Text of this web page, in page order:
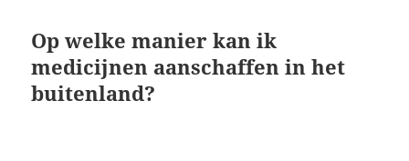
Op welke manier kan ik
medicijnen aanschaffen in het
buitenland?